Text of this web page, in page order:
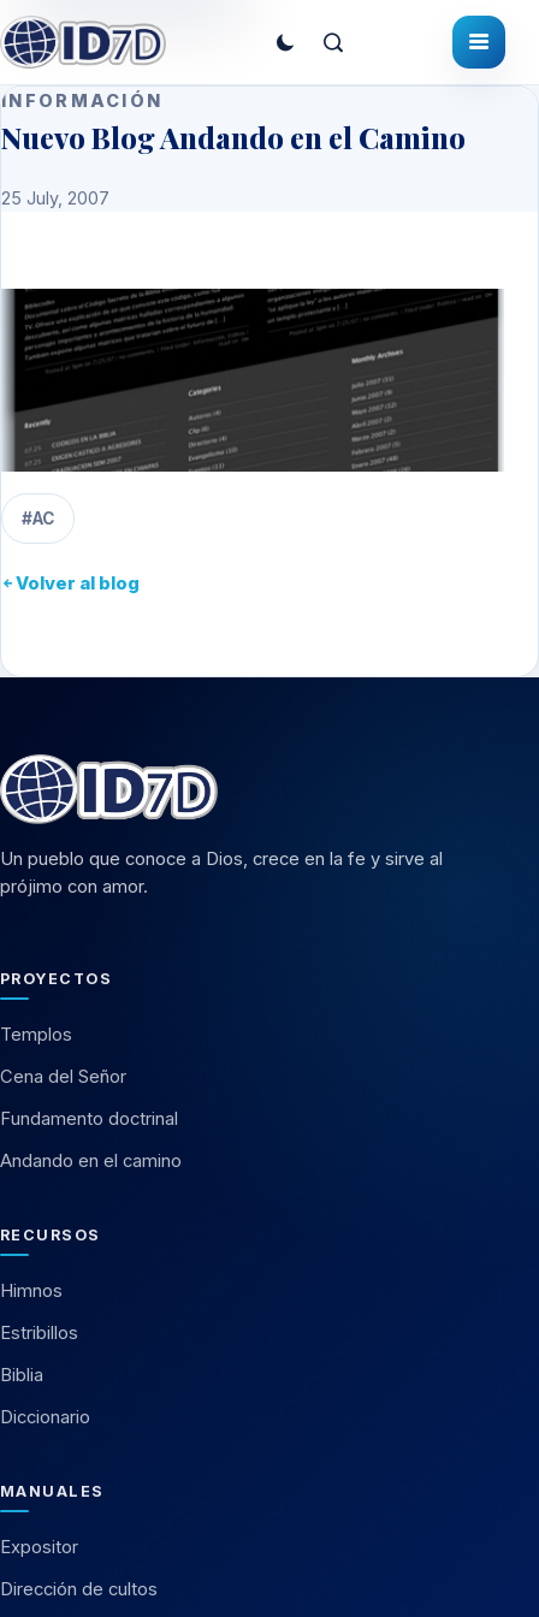
INFORMACIÓN
Nuevo Blog Andando en el Camino
25 July, 2007
#AC
Volver al blog
Un pueblo que conoce a Dios, crece en la fe y sirve al
prójimo con amor.
PROYECTOS
Templos
Cena del Señor
Fundamento doctrinal
Andando en el camino
RECURSOS
Himnos
Estribillos
Biblia
Diccionario
MANUALES
Expositor
Dirección de cultos